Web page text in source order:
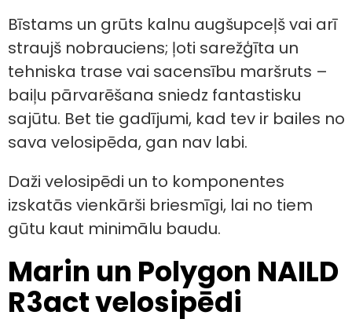
Bīstams un grūts kalnu augšupceļš vai arī
straujš nobrauciens; ļoti sarežģīta un
tehniska trase vai sacensību maršruts –
baiļu pārvarēšana sniedz fantastisku
sajūtu. Bet tie gadījumi, kad tev ir bailes no
sava velosipēda, gan nav labi.
Daži velosipēdi un to komponentes
izskatās vienkārši briesmīgi, lai no tiem
gūtu kaut minimālu baudu.
Marin un Polygon NAILD
R3act velosipēdi